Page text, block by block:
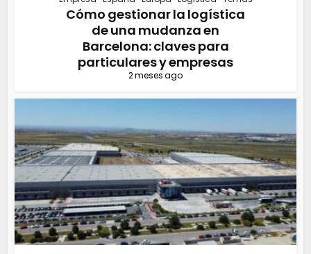
Cómo gestionar la logística
de una mudanza en
Barcelona: claves para
particulares y empresas
2 meses ago